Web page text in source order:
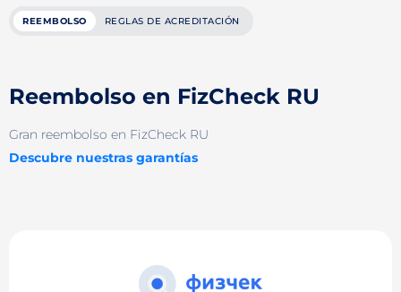
REEMBOLSO REGLAS DE ACREDITACIÓN
Reembolso en FizCheck RU
Gran reembolso en FizCheck RU
Descubre nuestras garantías